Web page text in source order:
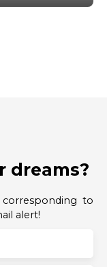
dreams?
to
alert!